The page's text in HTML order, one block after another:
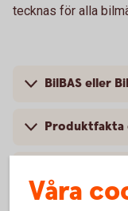
tecknas för alla
BilBAS eller
Produktfakta
Våra